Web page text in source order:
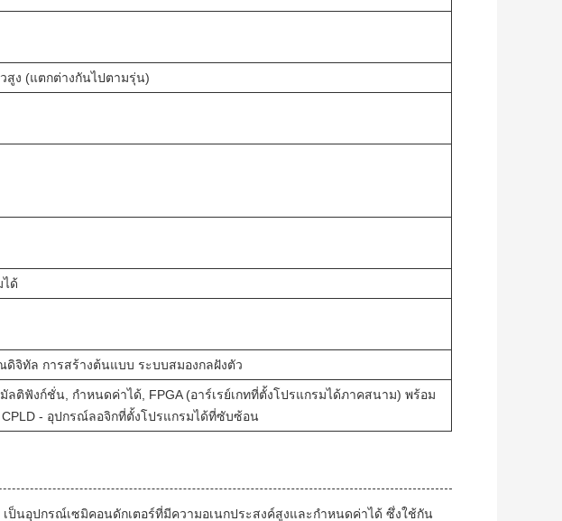
สูง (แตกต่างกันไปตามรุ่น)
ได้
จิทัล การสร้างต้นแบบ ระบบสมองกลฝังตัว
มัลติฟังก์ชั่น, กำหนดค่าได้, FPGA (อาร์เรย์เกทที่ตั้งโปรแกรมได้ภาคสนาม) พร้อม
- อุปกรณ์ลอจิกที่ตั้งโปรแกรมได้ที่ซับซ้อน
เป็นอุปกรณ์เซมิคอนดักเตอร์ที่มีความอเนกประสงค์สูงและกำหนดค่าได้ ซึ่งใช้กัน